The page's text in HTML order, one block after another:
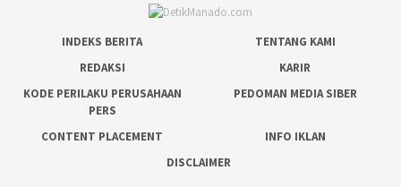
INDEKS BERITA
TENTANG KAMI
REDAKSI
KARIR
KODE PERILAKU PERUSAHAAN
PERS
PEDOMAN MEDIA SIBER
CONTENT PLACEMENT
INFO IKLAN
DISCLAIMER